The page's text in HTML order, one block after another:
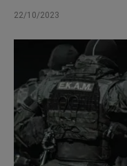
22/10/2023